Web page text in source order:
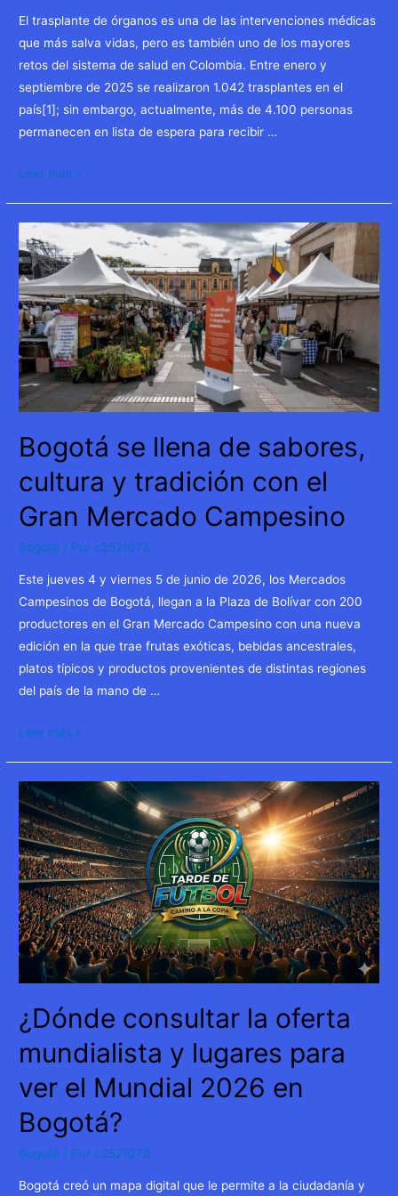
El trasplante de órganos es una de las intervenciones médicas
que más salva vidas, pero es también uno de los mayores
retos del sistema de salud en Colombia. Entre enero y
septiembre de 2025 se realizaron 1.042 trasplantes en el
país[1]; sin embargo, actualmente, más de 4.100 personas
permanecen en lista de espera para recibir …
Más
personas
esperan
un
trasplante
en
Colombia
Leer más »
Bogotá se llena de sabores,
cultura y tradición con el
Gran Mercado Campesino
Bogotá / Por c2521078
Este jueves 4 y viernes 5 de junio de 2026, los Mercados
Campesinos de Bogotá, llegan a la Plaza de Bolívar con 200
productores en el Gran Mercado Campesino con una nueva
edición en la que trae frutas exóticas, bebidas ancestrales,
platos típicos y productos provenientes de distintas regiones
del país de la mano de …
Bogotá
de
sabores,
cultura
y
tradición
con
el
Gran
Mercado
Leer más »
¿Dónde consultar la oferta
mundialista y lugares para
ver el Mundial 2026 en
Bogotá?
Bogotá / Por c2521078
Bogotá creó un mapa digital que le permite a la ciudadanía y